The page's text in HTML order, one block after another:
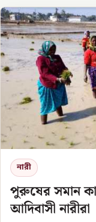
নারী
পুরুষের সমান
আদিবাসী নারীরা